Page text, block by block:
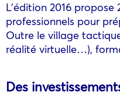
L’édition 2016
professionnels pour
Outre le village
réalité virtuelle…),
Des